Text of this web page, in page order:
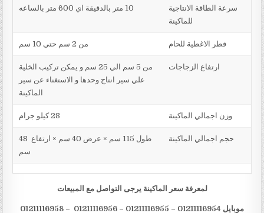
سرعة الطاقة الانتاجية
للماكينة
10 متر بالدقيقة اي 600 متر بالساعه
قطر الاغطية للحام من 2 سم حتي 10 سم
ارتفاع الزجاجات
من 5 سم الي 25 سم و يمكن تركيب الخلية
علي سير انتاج وحدها و الاستغناء عن سير
الماكينة
وزن اجمالي الماكينة 28 كيلو جرام
حجم اجمالي الماكينة
طول 115 سم × عرض 40 سم × ارتفاع 48
سم
لمعرفة سعر الماكينة يرجى التواصل مع المبيعات
موبايل 01211 116954 – 01211116955 – 01211116956 – 01211116958